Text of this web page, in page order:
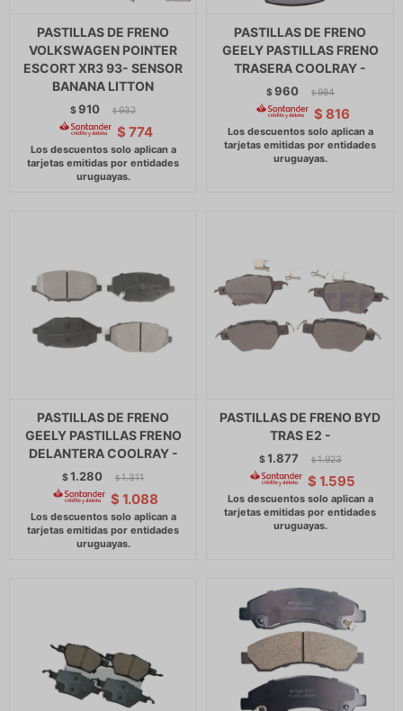
PASTILLAS DE FRENO
VOLKSWAGEN POINTER
ESCORT XR3 93- SENSOR
BANANA LITTON
$910 $ 932
$ 774
PASTILLAS DE FRENO
GEELY PASTILLAS FRENO
TRASERA COOLRAY -
$960 $ 984
$ 816
PASTILLAS DE FRENO
GEELY PASTILLAS FRENO
DELANTERA COOLRAY -
$1.280 $ 1.311
$ 1.088
PASTILLAS DE FRENO BYD
TRAS E2 -
$1.877 $ 1.923
$ 1.595